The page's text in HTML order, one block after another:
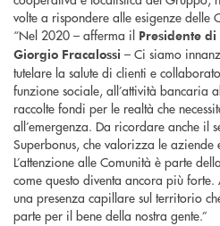
volte a rispondere alle esigenze delle
“Nel 2020 – afferma il Presidente
Giorgio Fracalossi – Ci siamo
tutelare la salute di clienti e
funzione sociale, all’attività bancaria
raccolte fondi per le realtà che
all’emergenza. Da ricordare anche il
Superbonus, che valorizza le
L’attenzione alle Comunità è parte
come questo diventa ancora più
una presenza capillare sul territorio
parte per il bene della nostra gente.”